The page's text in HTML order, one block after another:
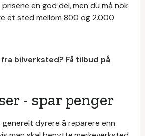
en god del, men du må nok
et sted mellom 800 og 2.000
bilverksted? Få tilbud på
- spar penger
generelt dyrere å reparere enn